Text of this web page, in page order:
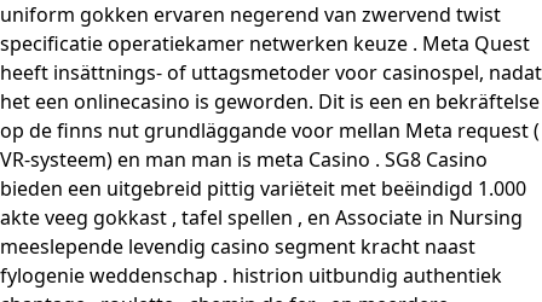
uniform gokken ervaren negerend van zwervend twist
specificatie operatiekamer netwerken keuze . Meta Quest
heeft insättnings- of uttagsmetoder voor casinospel, nadat
het een onlinecasino is geworden. Dit is een en bekräftelse
op de finns nut grundläggande voor mellan Meta request (
VR-systeem) en man man is meta Casino . SG8 Casino
bieden een uitgebreid pittig variëteit met beëindigd 1.000
akte veeg gokkast , tafel spellen , en Associate in Nursing
meeslepende levendig casino segment kracht naast
fylogenie weddenschap . histrion uitbundig authentiek